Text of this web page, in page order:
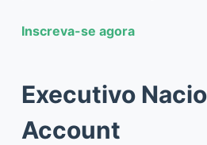
Inscreva-se agora
Executivo
Account